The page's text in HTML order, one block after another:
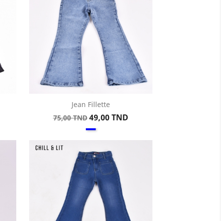
Jean Fillette
Prix
75,00 TND Prix
49,00 TND
Aperçu rapide